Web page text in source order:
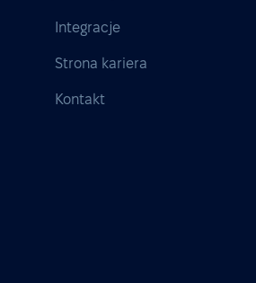
Integracje
Strona kariera
Kontakt